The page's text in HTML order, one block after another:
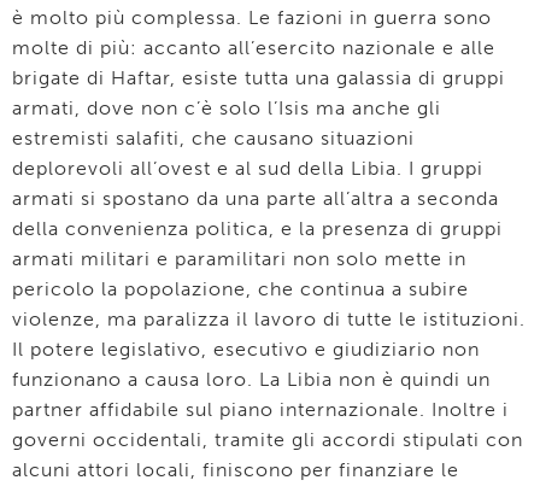
è molto più complessa. Le fazioni in guerra sono
molte di più: accanto all’esercito nazionale e alle
brigate di Haftar, esiste tutta una galassia di gruppi
armati, dove non c’è solo l’Isis ma anche gli
estremisti salafiti, che causano situazioni
deplorevoli all’ovest e al sud della Libia. I gruppi
armati si spostano da una parte all’altra a seconda
della convenienza politica, e la presenza di gruppi
armati militari e paramilitari non solo mette in
pericolo la popolazione, che continua a subire
violenze, ma paralizza il lavoro di tutte le istituzioni.
Il potere legislativo, esecutivo e giudiziario non
funzionano a causa loro. La Libia non è quindi un
partner affidabile sul piano internazionale. Inoltre i
governi occidentali, tramite gli accordi stipulati con
alcuni attori locali, finiscono per finanziare le